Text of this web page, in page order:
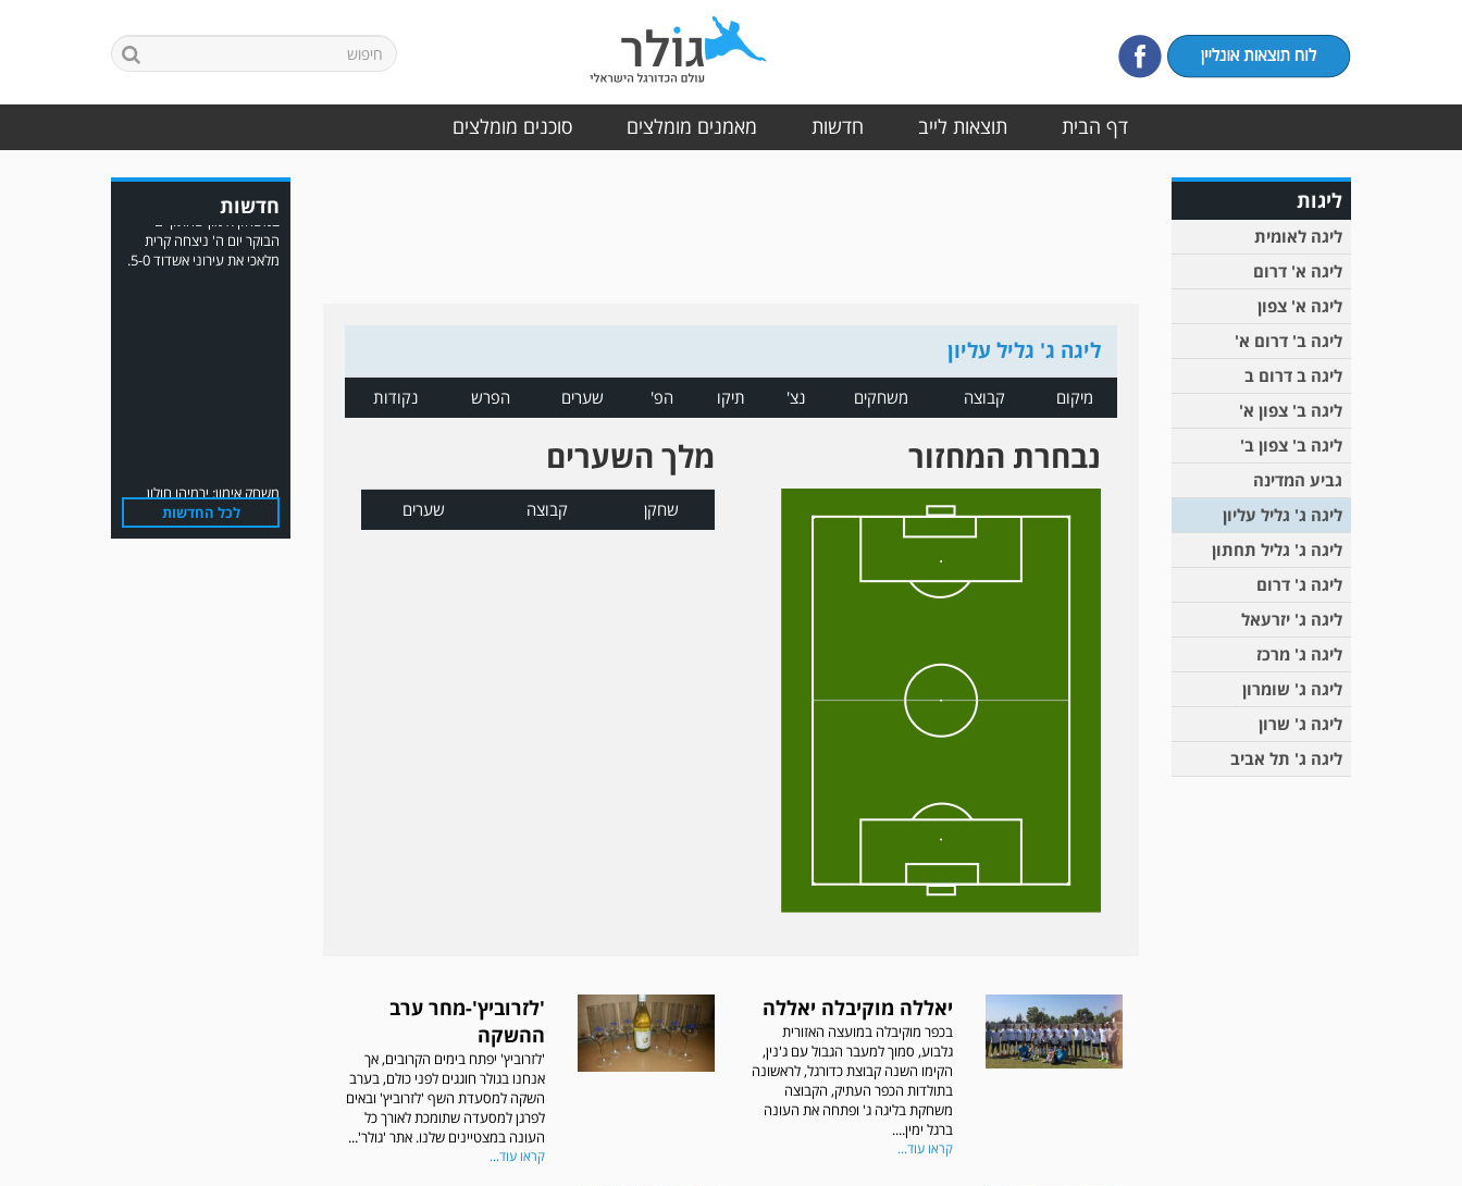
דף הבית תוצאות לייב חדשות מאמנים מומלצים סוכנים מומלצים
ליגות
ליגה לאומית
ליגה א' דרום
ליגה א' צפון
ליגה ב' דרום א'
ליגה ב דרום ב
ליגה ב' צפון א'
ליגה ב' צפון ב'
גביע המדינה
ליגה ג' גליל עליון
ליגה ג' גליל תחתון
ליגה ג' דרום
ליגה ג' יזרעאל
ליגה ג' מרכז
ליגה ג' שומרון
ליגה ג' שרון
ליגה ג' תל אביב
ליגה ג' גליל עליון
מיקום קבוצה משחקים נצ' תיקו הפ' שערים הפרש נקודות
נבחרת המחזור מלך השערים
שחקן קבוצה שערים
יאללה מוקיבלה יאללה
בכפר מוקיבלה במועצה האזורית
גלבוע, סמוך למעבר הגבול עם ג'נין,
הקימו השנה קבוצת כדורגל, לראשונה
בתולדות הכפר העתיק, הקבוצה
משחקת בליגה ג' ופתחה את העונה
ברגל ימין....
קראו עוד...
'לזרוביץ'-מחר ערב
ההשקה
'לזרוביץ' יפתח בימים הקרובים, אך
אנחנו בגולר חוגגים לפני כולם, בערב
השקה למסעדת השף 'לזרוביץ' ובאים
לפרגן למסעדה שתומכת לאורך כל
העונה במצטיינים שלנו. אתר 'גולר'...
קראו עוד...
חדשות
במשחק אימון שהתקיים
מלאכי את עירוני אשדוד 5-0.
לכל החדשות